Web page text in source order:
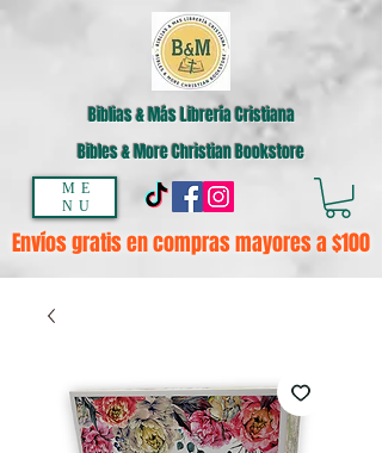
ME
NU
Biblias & Más Librería Cristiana
Bibles & More Christian Bookstore
Envíos gratis en compras mayores a $100